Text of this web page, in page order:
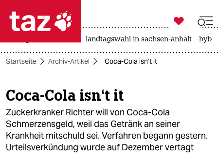
 taz zahl ich
taz zahl ich
themen
politik
öko
gesellschaft

taz zahl ich
landtagswahl in sachsen-anhalt
Startseite Archiv-Artikel Coca-Cola isn‘t it
Coca-Cola isn‘t it
Zuckerkranker Richter will von Coca-Cola
Schmerzensgeld, weil das Getränk an seiner
Krankheit mitschuld sei. Verfahren begann gestern.
Urteilsverkündung wurde auf Dezember vertagt